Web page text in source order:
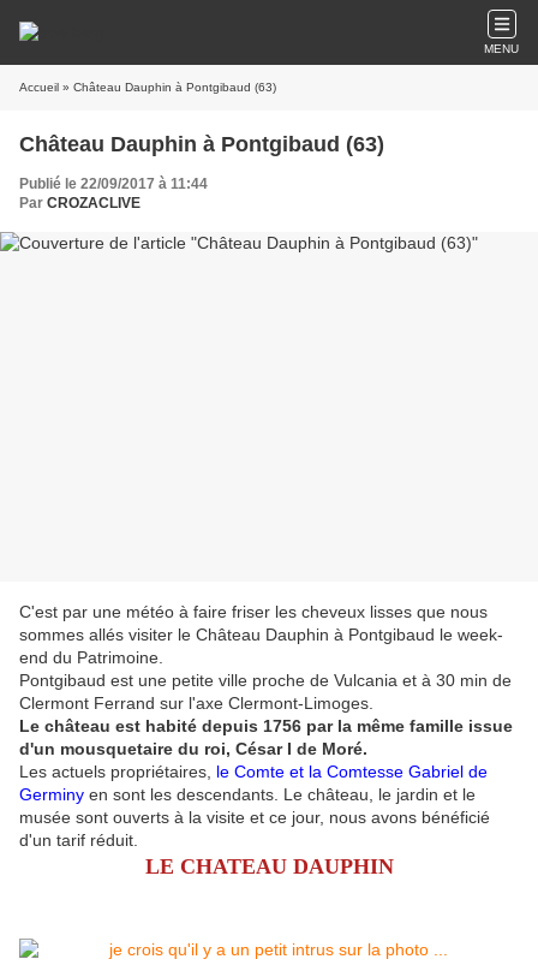
MENU
Accueil » Château Dauphin à Pontgibaud (63)
Château Dauphin à Pontgibaud (63)
Publié le 22/09/2017 à 11:44
Par CROZACLIVE
C'est par une météo à faire friser les cheveux lisses que nous
sommes allés visiter le Château Dauphin à Pontgibaud le week-
end du Patrimoine.
Pontgibaud est une petite ville proche de Vulcania et à 30 min de
Clermont Ferrand sur l'axe Clermont-Limoges.
Le château est habité depuis 1756 par la même famille issue
d'un mousquetaire du roi, César I de Moré.
Les actuels propriétaires, le Comte et la Comtesse Gabriel de
Germiny en sont les descendants. Le château, le jardin et le
musée sont ouverts à la visite et ce jour, nous avons bénéficié
d'un tarif réduit.
LE CHATEAU DAUPHIN